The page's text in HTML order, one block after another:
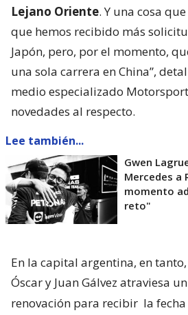
Lejano Oriente. Y una cosa
que hemos recibido más
Japón, pero, por el momento,
una sola carrera en China”,
medio especializado
novedades al respecto.
Lee también...
Gwen
Mercedes a
momento
reto"
En la capital argentina, en
Óscar y Juan Gálvez atraviesa
renovación para recibir la